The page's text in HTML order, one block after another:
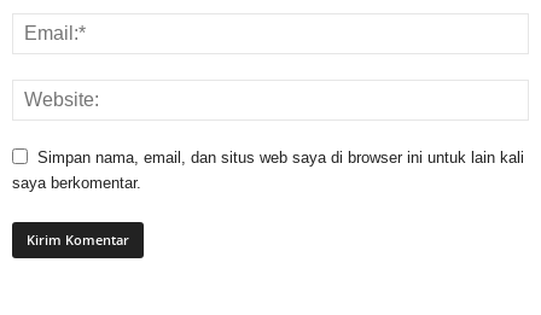
Simpan nama, email, dan situs web saya di browser ini untuk lain kali
saya berkomentar.